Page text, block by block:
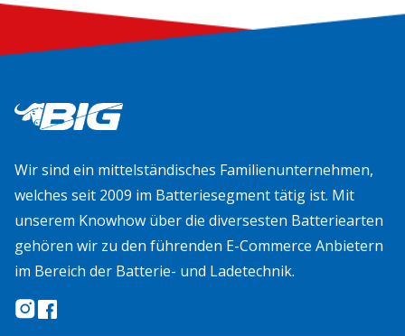
Wir sind ein mittelständisches Familienunternehmen,
welches seit 2009 im Batteriesegment tätig ist. Mit
unserem Knowhow über die diversesten Batteriearten
gehören wir zu den führenden E-Commerce Anbietern
im Bereich der Batterie- und Ladetechnik.